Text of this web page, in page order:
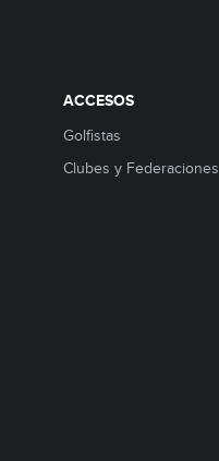
ACCESOS
Golfistas
Clubes y Federaciones